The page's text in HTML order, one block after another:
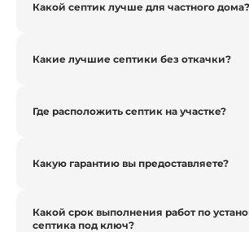
Какой септик лучше для частного дома?
Какие лучшие септики без откачки?
Где расположить септик на участке?
Какую гарантию вы предоставляете?
Какой срок выполнения работ по
септика под ключ?